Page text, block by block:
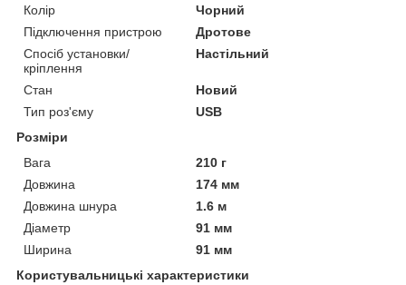
Колір
Чорний
Підключення пристрою
Дротове
Спосіб установки/
кріплення
Настільний
Стан
Новий
Тип роз'єму
USB
Розміри
Вага
210 г
Довжина
174 мм
Довжина шнура
1.6 м
Діаметр
91 мм
Ширина
91 мм
Користувальницькі характеристики